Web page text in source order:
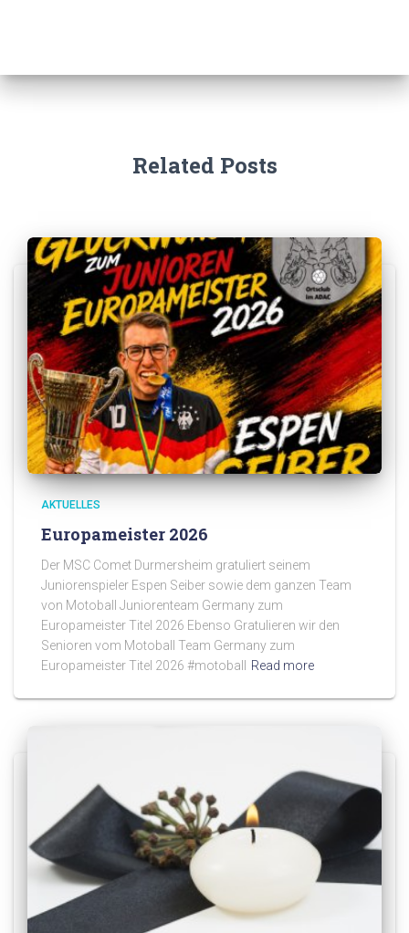
Related Posts
AKTUELLES
Europameister 2026
Der MSC Comet Durmersheim gratuliert seinem
Juniorenspieler Espen Seiber sowie dem ganzen Team
von Motoball Juniorenteam Germany zum
Europameister Titel 2026 Ebenso Gratulieren wir den
Senioren vom Motoball Team Germany zum
Europameister Titel 2026 #motoball
Read more